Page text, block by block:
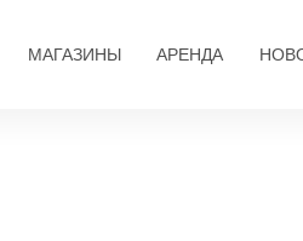
МАГАЗИНЫ АРЕНДА